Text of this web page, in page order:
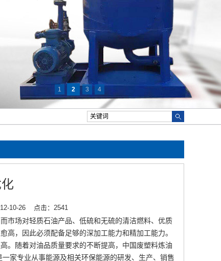
1 2 3
4
10-26 点击：2541
市场对轻质石油产品、低硫和无硫的清洁燃料、优质
，因此必须配备足够的深加工能力和精加工能力。
。随着对油品质量要求的不断提高，中国废塑料炼油
家专业从事能源及相关环保能源的研发、生产、销售